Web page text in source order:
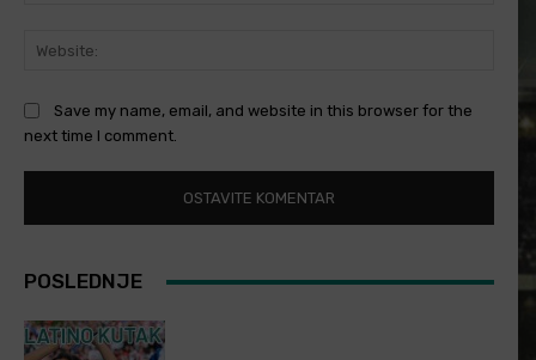
Save my name, email, and website in this browser for the
next time I comment.
POSLEDNJE